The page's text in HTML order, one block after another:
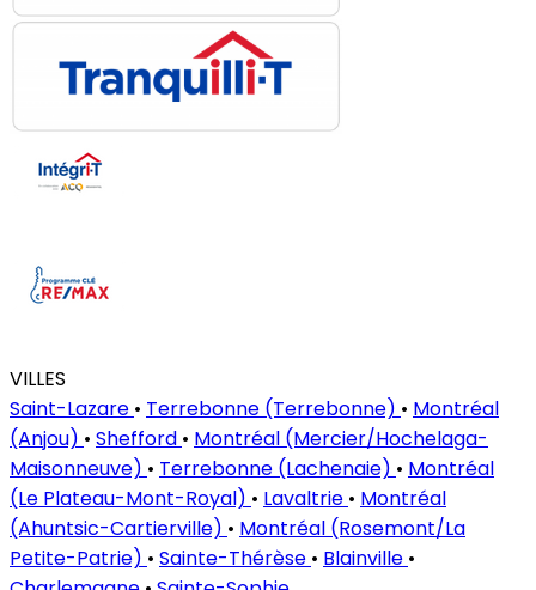
VILLES
Saint-Lazare • Terrebonne (Terrebonne) • Montréal
(Anjou) • Shefford • Montréal (Mercier/Hochelaga-
Maisonneuve) • Terrebonne (Lachenaie) • Montréal
(Le Plateau-Mont-Royal) • Lavaltrie • Montréal
(Ahuntsic-Cartierville) • Montréal (Rosemont/La
Petite-Patrie) • Sainte-Thérèse • Blainville •